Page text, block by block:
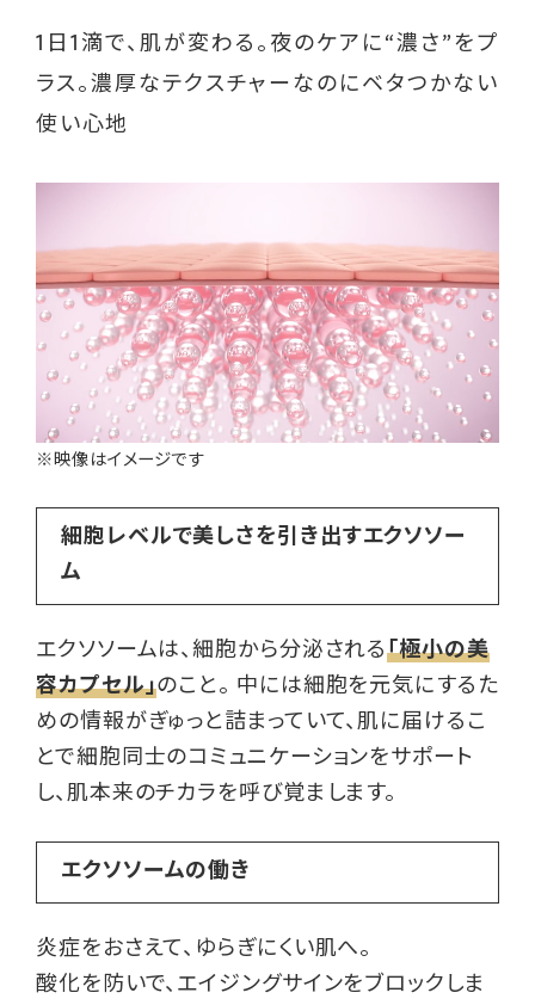
1日1滴で、肌が変わる。夜のケアに“濃さ”をプ
ラス。濃厚なテクスチャーなのにベタつかない
使い心地
※映像はイメージです
細胞レベルで美しさを引き出すエクソソー
ム
エクソソームは、細胞から分泌される「極小の美
容カプセル」のこと。 中には細胞を元気にするた
めの情報がぎゅっと詰まっていて、肌に届けるこ
とで細胞同士のコミュニケーションをサポート
し、肌本来のチカラを呼び覚まします。
エクソソームの働き
炎症をおさえて、ゆらぎにくい肌へ。
酸化を防いで、エイジングサインをブロックしま